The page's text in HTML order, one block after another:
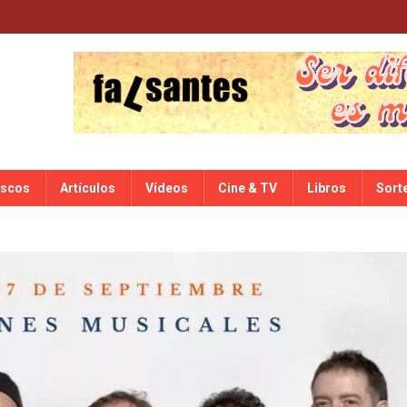
Artículos Vídeos Cine & TV Libros